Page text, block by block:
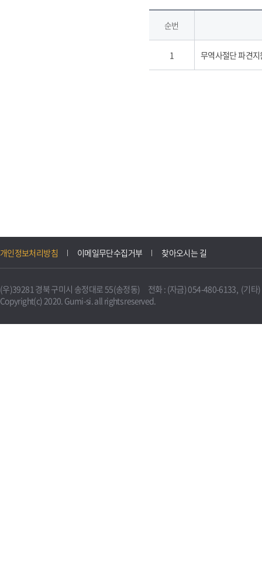
순번
1 무역사절단 파견지
개인정보처리방침 이메일무단수집거부 찾아오시는 길
(우)39281 경북 구미시 송정대로 55(송정동) 전화 : (자금) 054-480-6133, (기타
Copyright(c) 2020. Gumi-si. all rights reserved.